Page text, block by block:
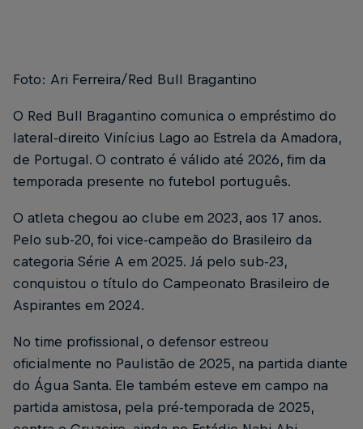
Foto: Ari Ferreira/Red Bull Bragantino
O Red Bull Bragantino comunica o empréstimo do
lateral-direito Vinícius Lago ao Estrela da Amadora,
de Portugal. O contrato é válido até 2026, fim da
temporada presente no futebol português.
O atleta chegou ao clube em 2023, aos 17 anos.
Pelo sub-20, foi vice-campeão do Brasileiro da
categoria Série A em 2025. Já pelo sub-23,
conquistou o título do Campeonato Brasileiro de
Aspirantes em 2024.
No time profissional, o defensor estreou
oficialmente no Paulistão de 2025, na partida diante
do Água Santa. Ele também esteve em campo na
partida amistosa, pela pré-temporada de 2025,